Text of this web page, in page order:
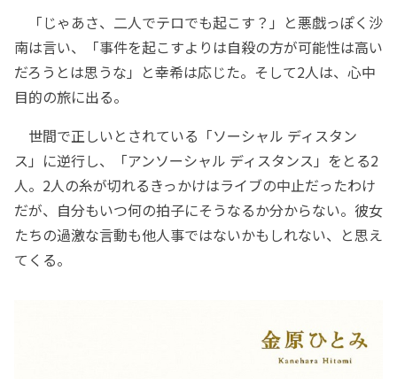
「じゃあさ、二人でテロでも起こす？」と悪戯っぽく沙
南は言い、「事件を起こすよりは自殺の方が可能性は高い
だろうとは思うな」と幸希は応じた。そして2人は、心中
目的の旅に出る。
世間で正しいとされている「ソーシャル ディスタン
ス」に逆行し、「アンソーシャル ディスタンス」をとる2
人。2人の糸が切れるきっかけはライブの中止だったわけ
だが、自分もいつ何の拍子にそうなるか分からない。彼女
たちの過激な言動も他人事ではないかもしれない、と思え
てくる。